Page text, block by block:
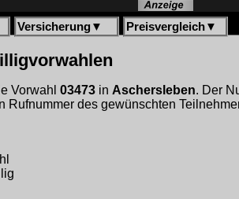
Versicherung▼ Preisvergleich▼
Vorwahl 03473 in Aschersleben. Der
des gewünschten